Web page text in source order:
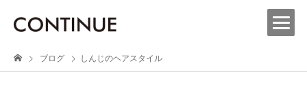
ブログ しんじのヘアスタイル